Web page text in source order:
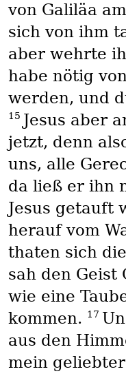
von Galiläa
sich von ihm
aber wehrte
habe nötig
werden, und
15 Jesus aber
jetzt, denn
uns, alle
da ließ er ihn
Jesus getauft
herauf vom
thaten sich
sah den Geist
wie eine
kommen. 17
aus den
mein